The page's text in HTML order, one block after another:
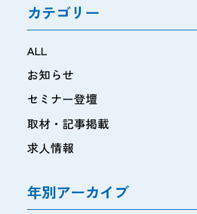
カテゴリー
ALL
お知らせ
セミナー登壇
取材・記事掲載
求人情報
年別アーカイブ